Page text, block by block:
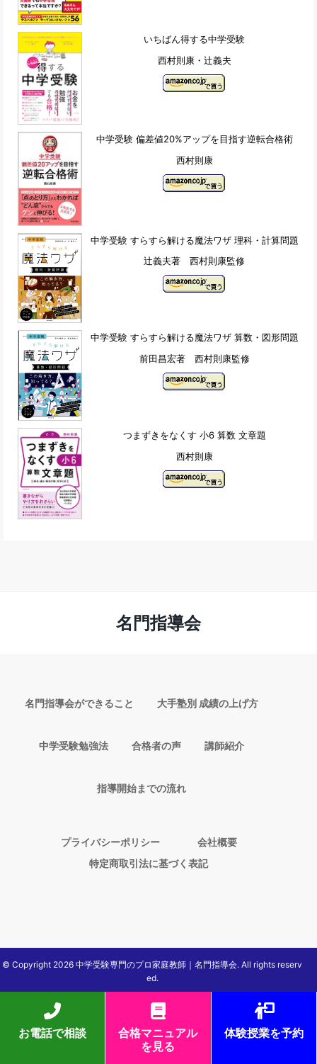
いちばん得する中学受験
西村則康・辻義夫
中学受験 偏差値20%アップを目指す逆転合格術
西村則康
中学受験 すらすら解ける魔法ワザ 理科・計算問題
辻義夫著 西村則康監修
中学受験 すらすら解ける魔法ワザ 算数・図形問題
前田昌宏著 西村則康監修
つまずきをなくす 小6 算数 文章題
西村則康
名門指導会
名門指導会ができること 大手塾別 成績の上げ方
中学受験勉強法 合格者の声 講師紹介
指導開始までの流れ
プライバシーポリシー
会社概要
特定商取引法に基づく表記
© Copyright 2026 中学受験専門のプロ家庭教師｜名門指導会. All rights reserv
ed.
お電話で相談
合格マニュアル
を見る
体験授業を予約